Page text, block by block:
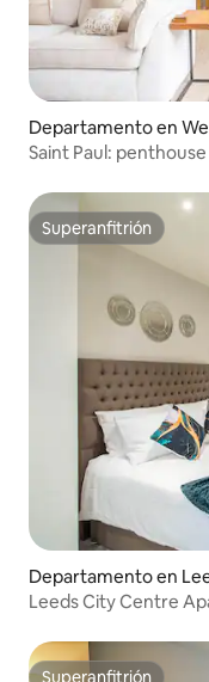
Departamento en
Saint Paul:
Superanfitrión
Superanfitrión
Departamento en
Leeds City Centre
Superanfitrión